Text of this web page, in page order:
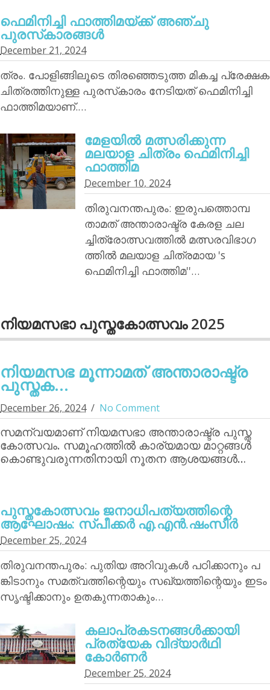
ഫെമിനിച്ചി ഫാത്തിമയ്ക്ക് അഞ്ചു
പുരസ്‌കാരങ്ങള്‍
December 21, 2024
ത്രം. പോളിങ്ങിലൂടെ തിരഞ്ഞെടുത്ത മികച്ച പ്രേക്ഷക
ചിത്രത്തിനുള്ള പുരസ്‌കാരം നേടിയത് ഫെമിനിച്ചി
ഫാത്തിമയാണ്.…
മേളയില്‍ മത്സരിക്കുന്ന
മലയാള ചിത്രം ഫെമിനിച്ചി
ഫാത്തിമ
December 10, 2024
തിരുവനന്തപുരം: ഇരുപത്തൊമ്പ
താമത് അന്താരാഷ്ട്ര കേരള ചല
ച്ചിത്രോത്സവത്തില്‍ മത്സരവിഭാഗ
ത്തില്‍ മലയാള ചിത്രമായ 's
ഫെമിനിച്ചി ഫാത്തിമ''…
നിയമസഭാ പുസ്തകോത്സവം 2025
നിയമസഭ മൂന്നാമത് അന്താരാഷ്ട്ര
പുസ്തക...
December 26, 2024 No Comment
സമന്വയമാണ് നിയമസഭാ അന്താരാഷ്ട്ര പുസ്ത
കോത്സവം. സമൂഹത്തില്‍ കാര്യമായ മാറ്റങ്ങള്‍
കൊണ്ടുവരുന്നതിനായി നൂതന ആശയങ്ങള്‍…
പുസ്തകോത്സവം ജനാധിപത്യത്തിന്റെ
ആഘോഷം: സ്പീക്കര്‍ എ.എന്‍.ഷംസീര്‍
December 25, 2024
തിരുവനന്തപുരം: പുതിയ അറിവുകള്‍ പഠിക്കാനും പ
ങ്കിടാനും സമത്വത്തിന്റെയും സഖ്യത്തിന്റെയും ഇടം
സൃഷ്ടിക്കാനും ഉതകുന്നതാകും…
കലാപ്രകടനങ്ങള്‍ക്കായി
പ്രത്യേക വിദ്യാര്‍ഥി
കോര്‍ണര്‍
December 25, 2024